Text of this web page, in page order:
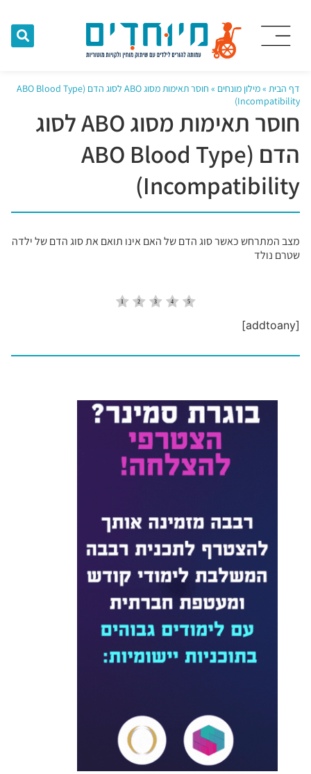
דף הבית »מילון מונחים »
חוסר תאימות מסוג ABO לסוג הדם (ABO Blood Type
Incompatibility)
חוסר תאימות מסוג ABO לסוג
הדם (ABO Blood Type
Incompatibility)
מצב המתרחש כאשר סוג הדם של האם אינו תואם את סוג הדם של ילדה
שטרם נולד
[addtoany]